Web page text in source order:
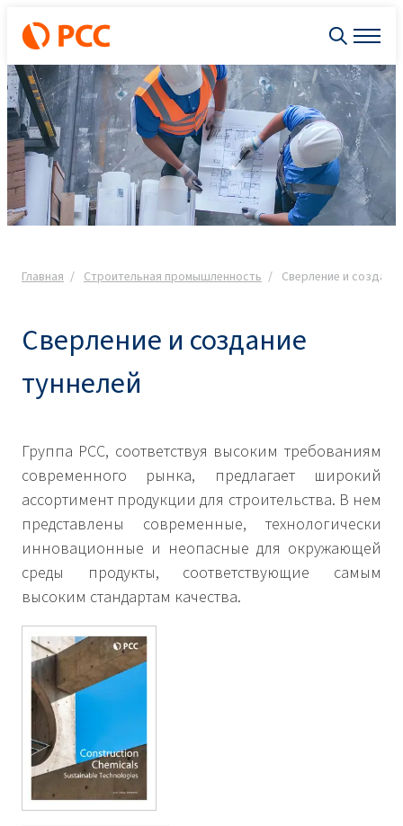
Главная Строительная промышленность Сверление и
Сверление и создание
туннелей
Группа РСС, соответствуя высоким требованиям
современного рынка, предлагает широкий
ассортимент продукции для строительства. В нем
представлены современные, технологически
инновационные и неопасные для окружающей
среды продукты, соответствующие самым
высоким стандартам качества.